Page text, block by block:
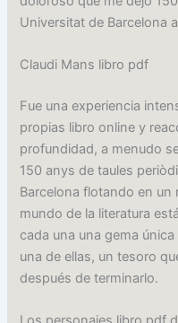
Universitat de Barcelona
Claudi Mans libro pdf
Fue una experiencia
propias libro online​ y
profundidad, a menudo
150 anys de taules
Barcelona flotando en un
mundo de la literatura
cada una una gema
una de ellas, un tesoro
después de terminarlo.